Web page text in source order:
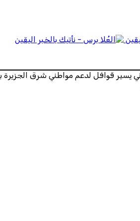
يسير قوافل لدعم مواطني شرق الجزيرة